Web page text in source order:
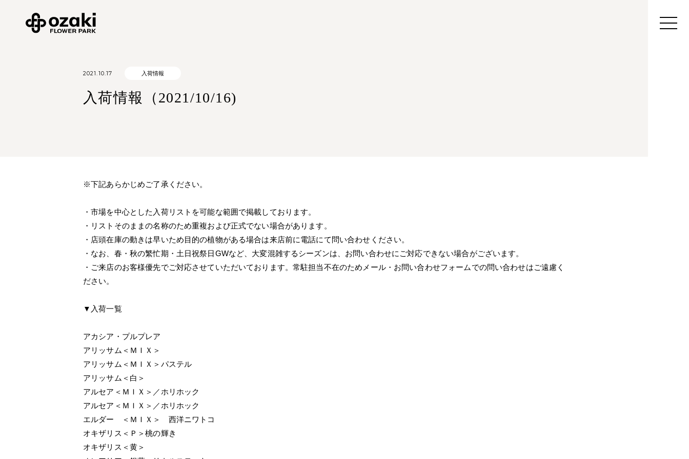
2021.10.17 入荷情報
入荷情報（2021/10/16)
※下記あらかじめご了承ください。
・市場を中心とした入荷リストを可能な範囲で掲載しております。
・リストそのままの名称のため重複および正式でない場合があります。
・店頭在庫の動きは早いため目的の植物がある場合は来店前に電話にて問い合わせください。
・なお、春・秋の繁忙期・土日祝祭日GWなど、大変混雑するシーズンは、お問い合わせにご対応できない場合がございます。
・ご来店のお客様優先でご対応させていただいております。常駐担当不在のためメール・お問い合わせフォームでの問い合わせはご遠慮く
ださい。
▼入荷一覧
アカシア・プルプレア
アリッサム＜ＭＩＸ＞
アリッサム＜ＭＩＸ＞パステル
アリッサム＜白＞
アルセア＜ＭＩＸ＞／ホリホック
アルセア＜ＭＩＸ＞／ホリホック
エルダー ＜ＭＩＸ＞ 西洋ニワトコ
オキザリス＜Ｐ＞桃の輝き
オキザリス＜黄＞